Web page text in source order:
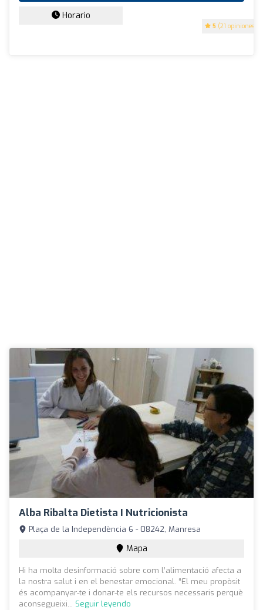
5 (21 opiniones)
Horario
Alba Ribalta Dietista I Nutricionista
Plaça de la Independència 6 - 08242, Manresa
Mapa
Hi ha molta desinformació sobre com l’alimentació afecta a
la nostra salut i en el benestar emocional. “El meu propòsit
és acompanyar-te i donar-te els recursos necessaris perquè
aconsegueixi... Seguir leyendo